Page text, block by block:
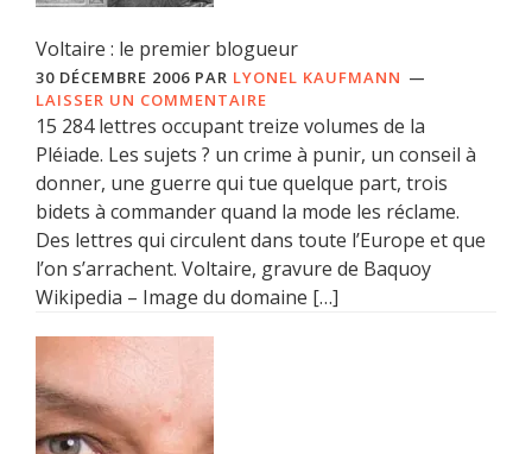
Voltaire : le premier blogueur
30 DÉCEMBRE 2006 PAR LYONEL KAUFMANN
LAISSER UN COMMENTAIRE
15 284 lettres occupant treize volumes de la
Pléiade. Les sujets ? un crime à punir, un conseil à
donner, une guerre qui tue quelque part, trois
bidets à commander quand la mode les réclame.
Des lettres qui circulent dans toute l’Europe et que
l’on s’arrachent. Voltaire, gravure de Baquoy
Wikipedia – Image du domaine […]